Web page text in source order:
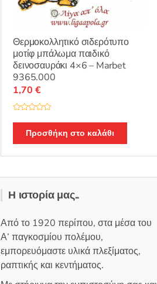
Θερμοκολλητικό σιδερότυπο
μοτίφ μπάλωμα παιδικό
δεινοσαυράκι 4×6 – Marbet
9365.000
α
ο
ο
θ
κ
ε
0
π
5
1,70 €
Προσθήκη στο καλάθι
Η ιστορία μας..
Από το 1920 περίπου, στα μέσα του
Α’ παγκοσμίου πολέμου,
εμπορευόμαστε υλικά πλεξίματος,
ραπτικής και κεντήματος.